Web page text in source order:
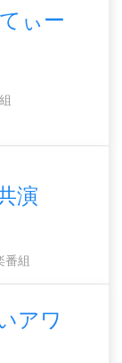
ぃー
演
番組
アワ